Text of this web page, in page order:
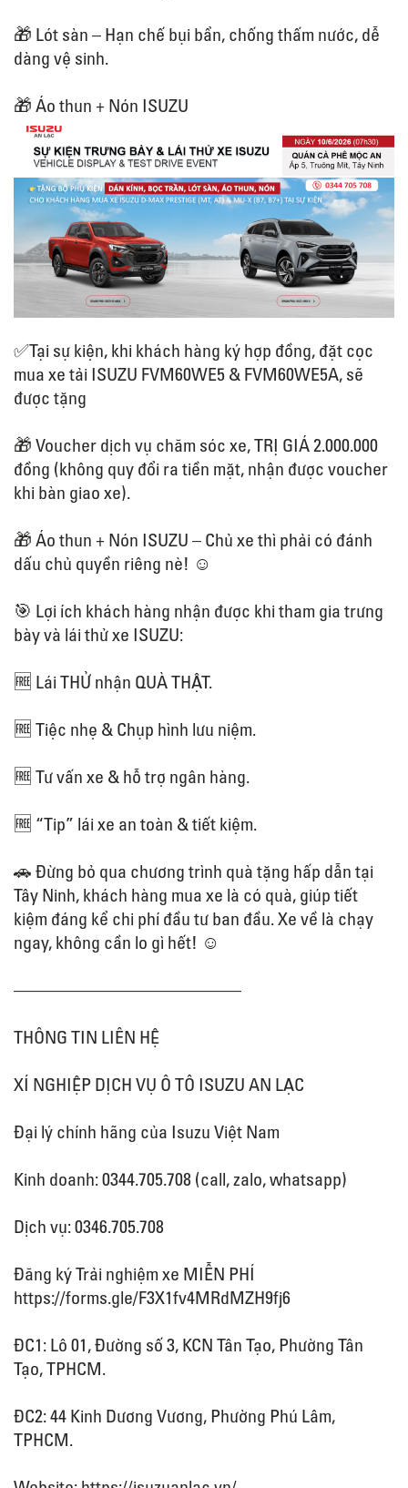
🎁 Lót sàn – Hạn chế bụi bẩn, chống thấm nước, dễ
dàng vệ sinh.
🎁 Áo thun + Nón ISUZU
✅Tại sự kiện, khi khách hàng ký hợp đồng, đặt cọc
mua xe tải ISUZU FVM60WE5 & FVM60WE5A, sẽ
được tặng
🎁 Voucher dịch vụ chăm sóc xe, TRỊ GIÁ 2.000.000
đồng (không quy đổi ra tiền mặt, nhận được voucher
khi bàn giao xe).
🎁 Áo thun + Nón ISUZU – Chủ xe thì phải có đánh
dấu chủ quyền riêng nè! ☺
🎯 Lợi ích khách hàng nhận được khi tham gia trưng
bày và lái thử xe ISUZU:
🆓 Lái THỬ nhận QUÀ THẬT.
🆓 Tiệc nhẹ & Chụp hình lưu niệm.
🆓 Tư vấn xe & hỗ trợ ngân hàng.
🆓 “Tip” lái xe an toàn & tiết kiệm.
🚗 Đừng bỏ qua chương trình quà tặng hấp dẫn tại
Tây Ninh, khách hàng mua xe là có quà, giúp tiết
kiệm đáng kể chi phí đầu tư ban đầu. Xe về là chạy
ngay, không cần lo gì hết! ☺
————————————–
THÔNG TIN LIÊN HỆ
XÍ NGHIỆP DỊCH VỤ Ô TÔ ISUZU AN LẠC
Đại lý chính hãng của Isuzu Việt Nam
Kinh doanh: 0344.705.708 (call, zalo, whatsapp)
Dịch vụ: 0346.705.708
Đăng ký Trải nghiệm xe MIỄN PHÍ
https://forms.gle/F3X1fv4MRdMZH9fj6
ĐC1: Lô 01, Đường số 3, KCN Tân Tạo, Phường Tân
Tạo, TPHCM.
ĐC2: 44 Kinh Dương Vương, Phường Phú Lâm,
TPHCM.